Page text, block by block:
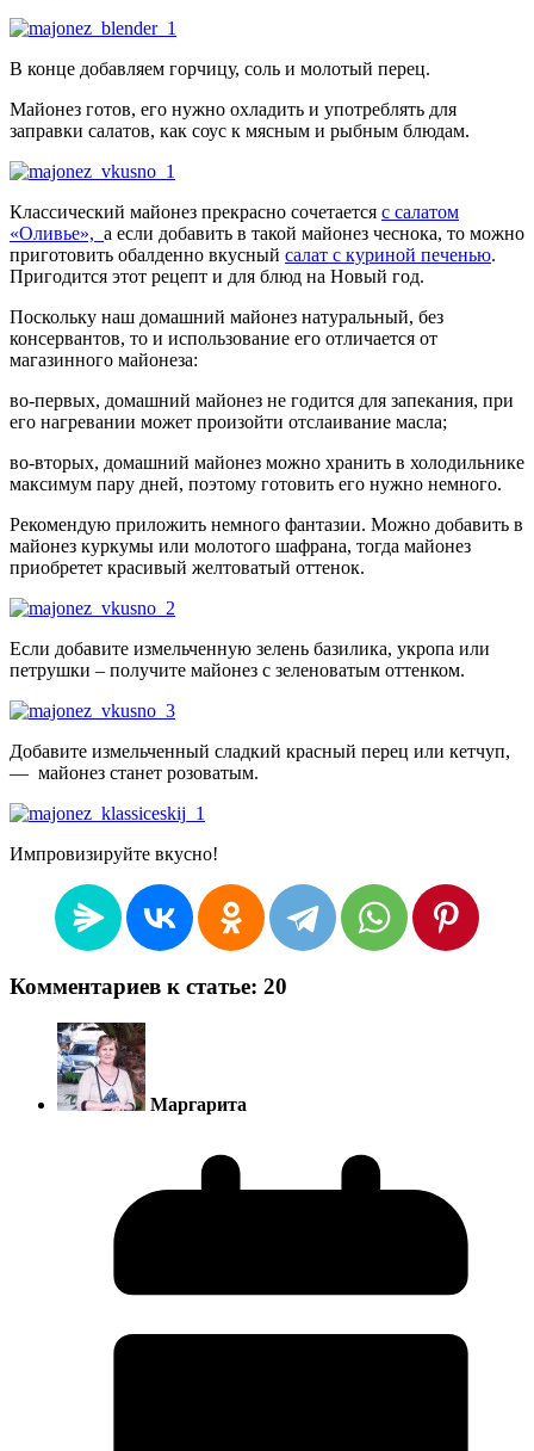
В конце добавляем горчицу, соль и молотый перец.
Майонез готов, его нужно охладить и употреблять для
заправки салатов, как соус к мясным и рыбным блюдам.
Классический майонез прекрасно сочетается с салатом
«Оливье», а если добавить в такой майонез чеснока, то можно
приготовить обалденно вкусный салат с куриной печенью.
Пригодится этот рецепт и для блюд на Новый год.
Поскольку наш домашний майонез натуральный, без
консервантов, то и использование его отличается от
магазинного майонеза:
во-первых, домашний майонез не годится для запекания, при
его нагревании может произойти отслаивание масла;
во-вторых, домашний майонез можно хранить в холодильнике
максимум пару дней, поэтому готовить его нужно немного.
Рекомендую приложить немного фантазии. Можно добавить в
майонез куркумы или молотого шафрана, тогда майонез
приобретет красивый желтоватый оттенок.
Если добавите измельченную зелень базилика, укропа или
петрушки – получите майонез с зеленоватым оттенком.
Добавите измельченный сладкий красный перец или кетчуп,
— майонез станет розоватым.
Импровизируйте вкусно!
Комментариев к статье: 20
Маргарита